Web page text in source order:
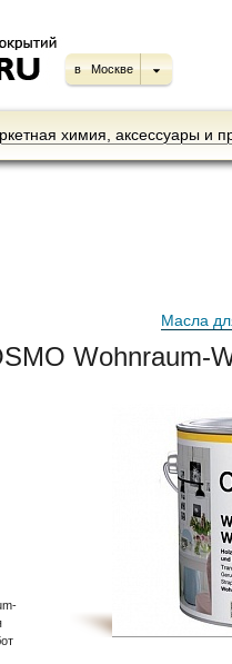
в Москве
химия, аксессуары и
Масла
Wohnraum-